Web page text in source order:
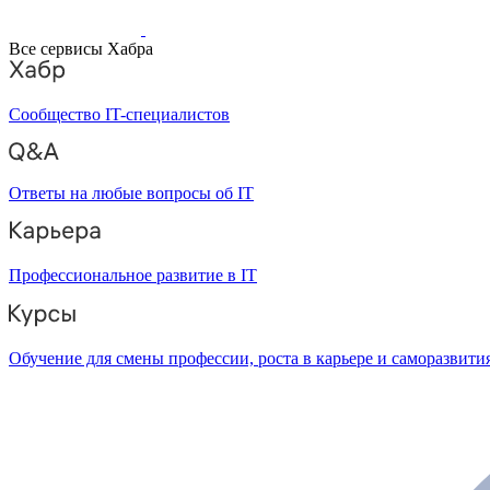
Все сервисы Хабра
Сообщество IT-специалистов
Ответы на любые вопросы об IT
Профессиональное развитие в IT
Обучение для смены профессии, роста в карьере и